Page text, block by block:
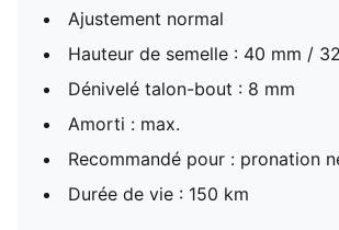
Ajustement normal
Hauteur de semelle : 40 mm /
Dénivelé talon-bout : 8 mm
Amorti : max.
Recommandé pour : pronation
Durée de vie : 150 km